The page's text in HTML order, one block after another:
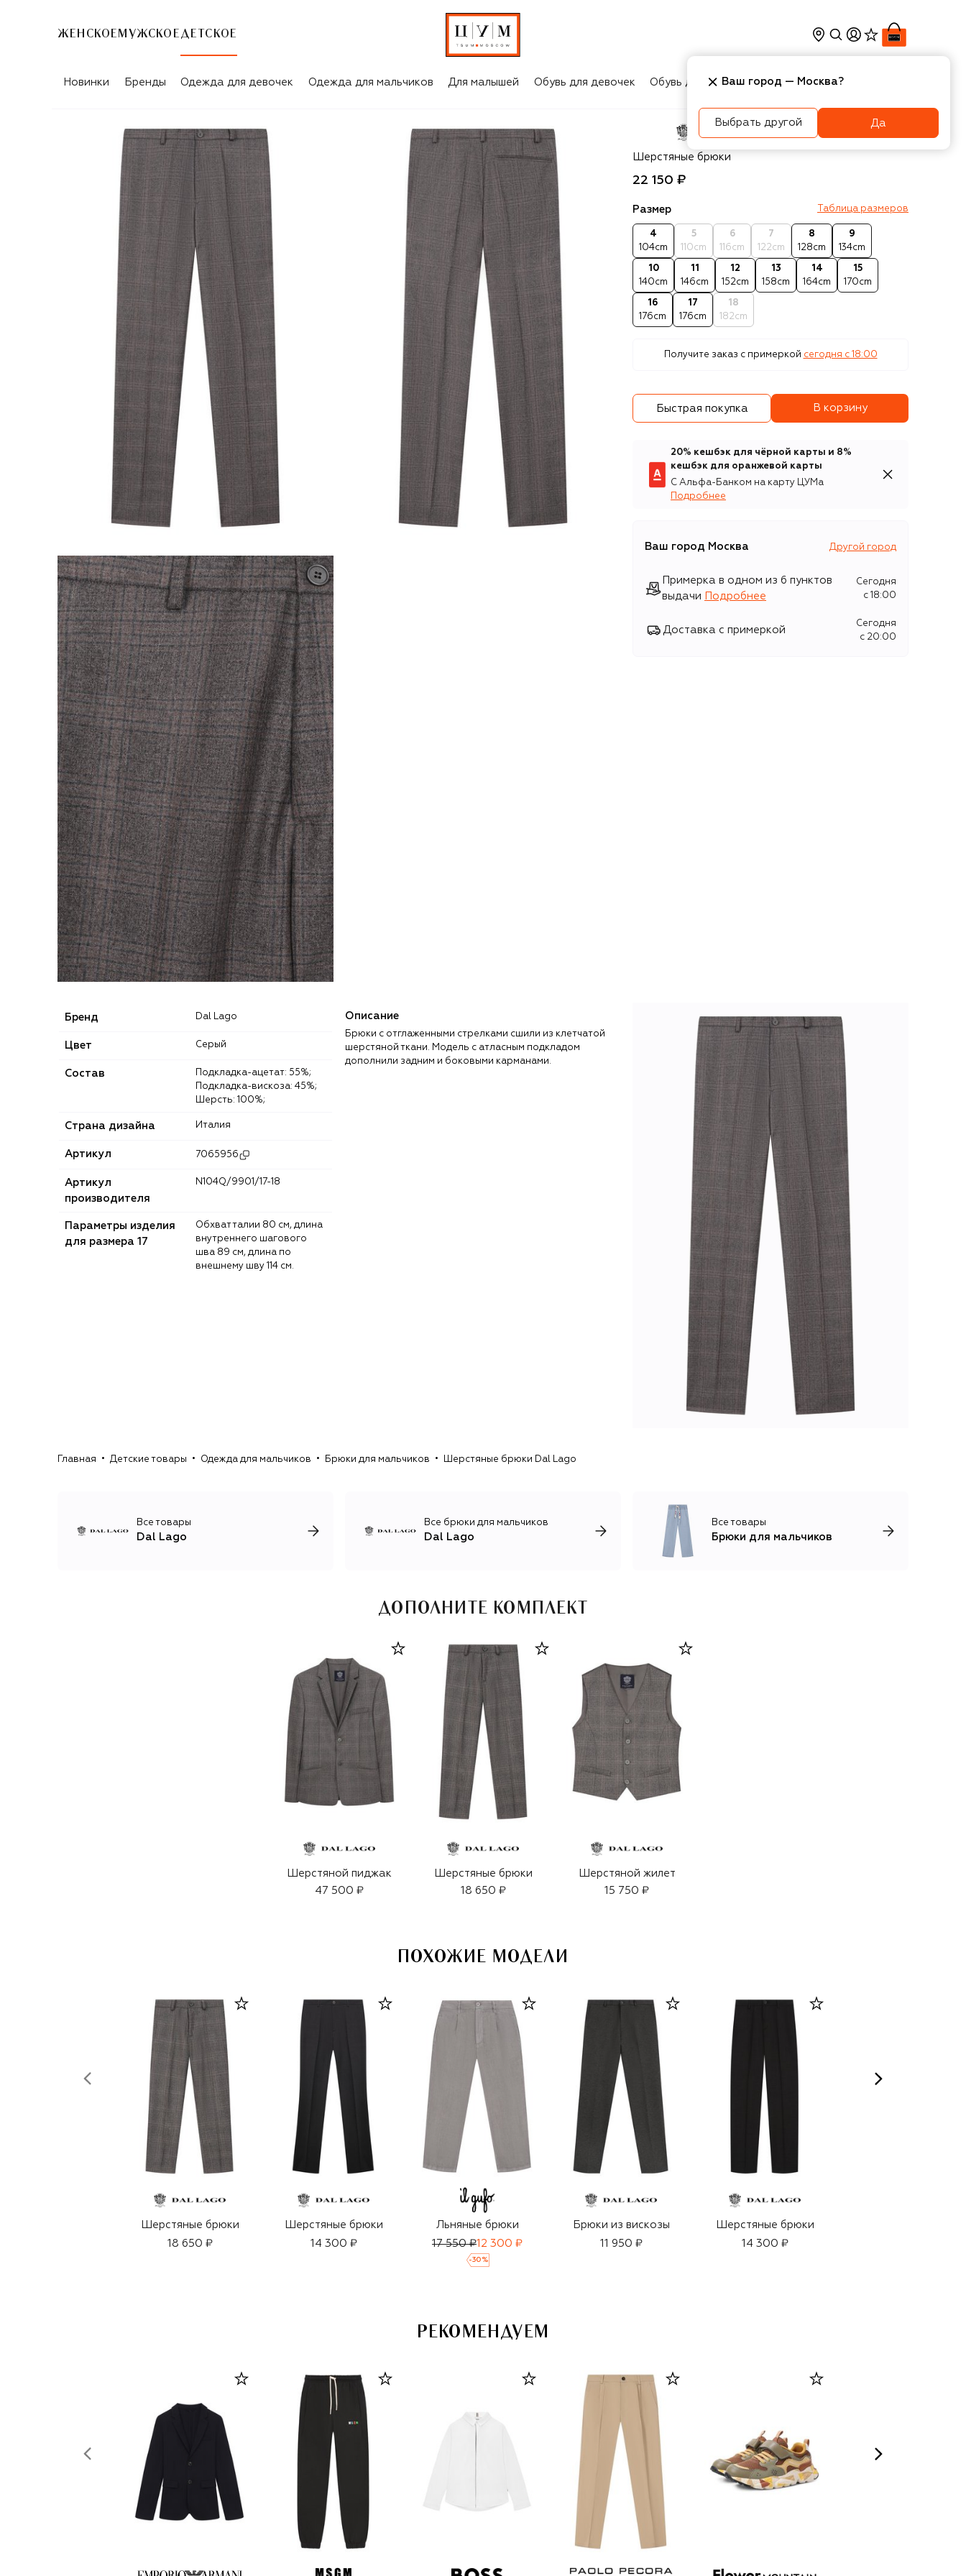
ЖЕНСКОЕ МУЖСКОЕ ДЕТСКОЕ
Новинки Бренды Одежда для девочек Одежда для мальчиков Для малышей Обувь для девочек Обувь для мальчиков Игрушки Аксесcуары
Dal Lago
Шерстяные брюки
22 150 ₽
Размер Таблица размеров
4
104cm
5
110cm
6
116cm
7
122cm
8
128cm
9
134cm
10
140cm
11
146cm
12
152cm
13
158cm
14
164cm
15
170cm
16
176cm
17
176cm
18
182cm
Получите заказ с примеркой сегодня c 18:00
Быстрая покупка В корзину
20% кешбэк для чёрной карты и 8%
кешбэк для оранжевой карты
С Альфа-Банком на карту ЦУМа
Подробнее
Ваш город Москва Другой город
Примерка в одном из 6 пунктов
выдачи
Подробнее
Сегодня
c 18:00
Доставка с примеркой
Сегодня
c 20:00
Бренд Dal Lago
Цвет Серый
Состав
Подкладка-вискоза: 45%;
Шерсть: 100%;
Страна дизайна Италия
Артикул 7065956
Артикул
производителя
N104Q/9901/17-18
Параметры изделия
для размера 17
Обхват талии 80 см, длина
внутреннего шагового
шва 89 см, длина по
внешнему шву 114 см.
Описание
Брюки с отглаженными стрелками сшили из клетчатой
шерстяной ткани. Модель с атласным подкладом
дополнили задним и боковыми карманами.
Главная Детские товары Одежда для мальчиков Брюки для мальчиков Шерстяные брюки Dal Lago
Все товары
Dal Lago
Все брюки для мальчиков
Dal Lago
Все товары
Брюки для мальчиков
ДОПОЛНИТЕ КОМПЛЕКТ
Шерстяной пиджак
47 500 ₽
Шерстяные брюки
18 650 ₽
Шерстяной жилет
15 750 ₽
ПОХОЖИЕ МОДЕЛИ
Шерстяные брюки
18 650 ₽
Шерстяные брюки
14 300 ₽
Льняные брюки
17 550 ₽12 300 ₽
-30 %
Брюки из вискозы
11 950 ₽
Шерстяные брюки
14 300 ₽
РЕКОМЕНДУЕМ
Ваш город — Москва?
Выбрать другой Да